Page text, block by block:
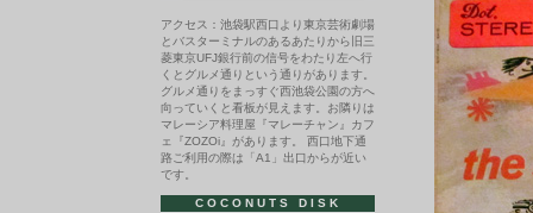
アクセス：池袋駅西口より東京芸術劇場
とバスターミナルのあるあたりから旧三
菱東京UFJ銀行前の信号をわたり左へ行
くとグルメ通りという通りがあります。
グルメ通りをまっすぐ西池袋公園の方へ
向っていくと看板が見えます。お隣りは
マレーシア料理屋『マレーチャン』カフ
ェ『ZOZOi』があります。 西口地下通
路ご利用の際は「A1」出口からが近い
です。
COCONUTS DISK